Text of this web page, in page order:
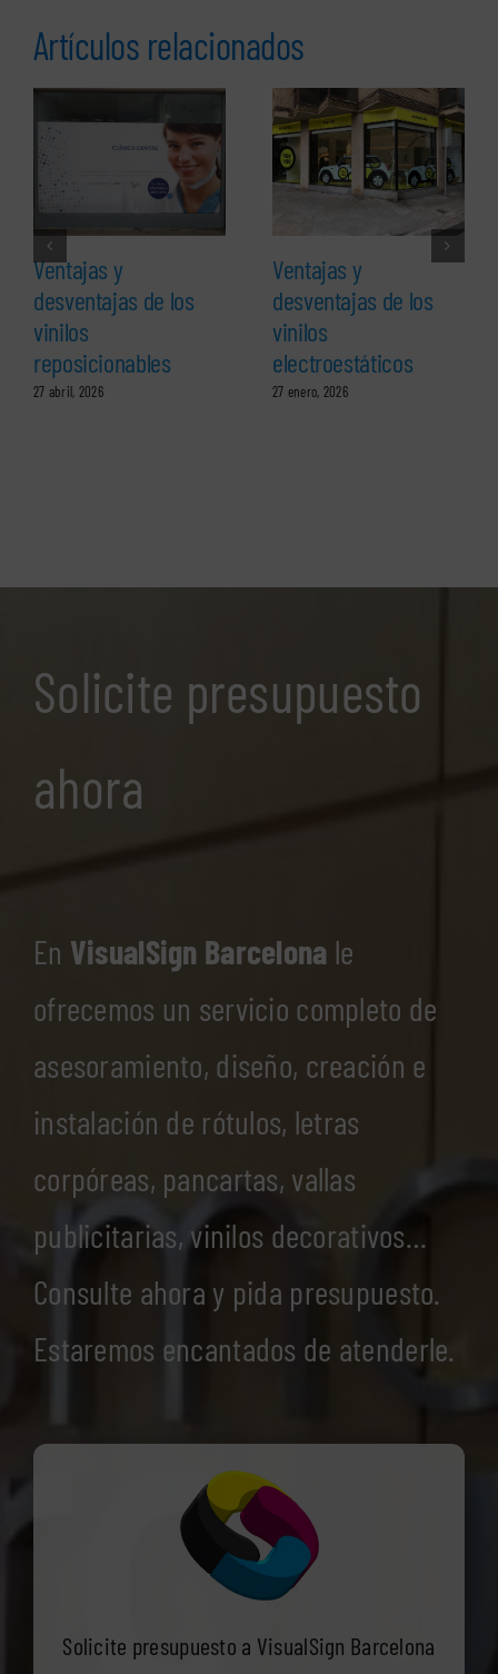
Artículos relacionados
Ventajas y
desventajas de los
vinilos
reposicionables
27 abril, 2026
Ventajas y
desventajas de los
vinilos
electroestáticos
27 enero, 2026
Solicite presupuesto
ahora
En VisualSign Barcelona le
ofrecemos un servicio completo de
asesoramiento, diseño, creación e
instalación de rótulos, letras
corpóreas, pancartas, vallas
publicitarias, vinilos decorativos…
Consulte ahora y pida presupuesto.
Estaremos encantados de atenderle.
Solicite presupuesto a VisualSign Barcelona